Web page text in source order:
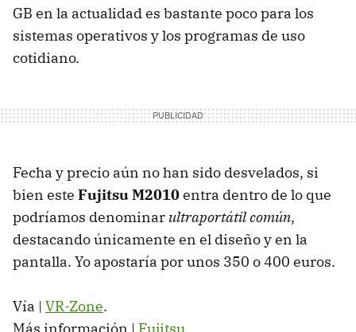
GB en la actualidad es bastante poco para los
sistemas operativos y los programas de uso
cotidiano.
Fecha y precio aún no han sido desvelados, si
bien este Fujitsu M2010entra dentro de lo que
podríamos denominar ultraportátil común,
destacando únicamente en el diseño y en la
pantalla. Yo apostaría por unos 350 o 400 euros.
Vía | VR-Zone.